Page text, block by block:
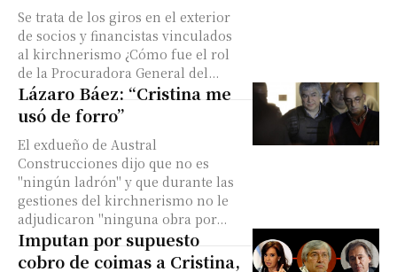
Se trata de los giros en el exterior
de socios y financistas vinculados
al kirchnerismo ¿Cómo fue el rol
de la Procuradora General del...
Lázaro Báez: “Cristina me
usó de forro”
El exdueño de Austral
Construcciones dijo que no es
"ningún ladrón" y que durante las
gestiones del kirchnerismo no le
adjudicaron "ninguna obra por...
Imputan por supuesto
cobro de coimas a Cristina,